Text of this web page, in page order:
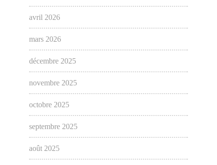
avril 2026
mars 2026
décembre 2025
novembre 2025
octobre 2025
septembre 2025
août 2025